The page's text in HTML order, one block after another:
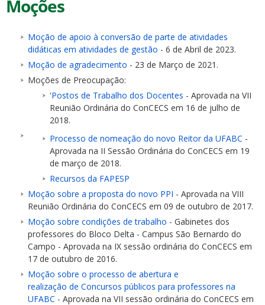
Moções
Moção de apoio à conversão de parte de atividades
didáticas em atividades de gestão - 6 de Abril de 2023.
Moção de agradecimento - 23 de Março de 2021.
Moções de Preocupação:
'Postos de Trabalho dos Docentes - Aprovada na VII
Reunião Ordinária do ConCECS em 16 de julho de
2018.
Processo de nomeação do novo Reitor da UFABC -
Aprovada na II Sessão Ordinária do ConCECS em 19
de março de 2018.
Recursos da FAPESP
Moção sobre a proposta do novo PPI - Aprovada na VIII
Reunião Ordinária do ConCECS em 09 de outubro de 2017.
Moção sobre condições de trabalho - Gabinetes dos
professores do Bloco Delta - Campus São Bernardo do
Campo - Aprovada na IX sessão ordinária do ConCECS em
17 de outubro de 2016.
Moção sobre o processo de abertura e
realização de Concursos públicos para professores na
UFABC - Aprovada na VII sessão ordinária do ConCECS em